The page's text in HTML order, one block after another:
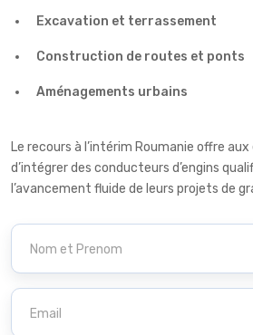
Excavation et terrassement
Construction de routes et ponts
Aménagements urbains
Le recours à l’intérim Roumanie offre
d’intégrer des conducteurs d’engins
l’avancement fluide de leurs projets de